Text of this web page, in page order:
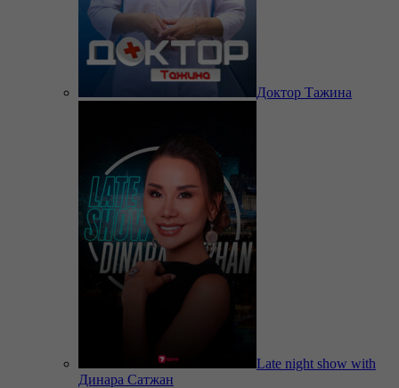
Доктор Тажина
Late night show with
Динара Сатжан